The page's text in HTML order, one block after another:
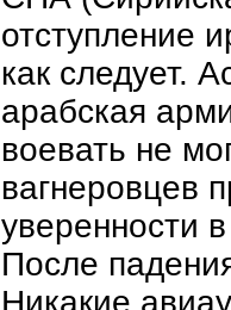
отступление
как следует.
арабская
воевать не
вагнеровцев
уверенности
После
Никакие